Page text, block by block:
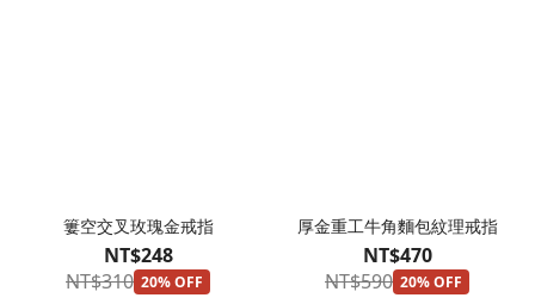
簍空交叉玫瑰金戒指
NT$248
NT$310 20% OFF
厚金重工牛角麵包紋理戒指
NT$470
NT$590 20% OFF